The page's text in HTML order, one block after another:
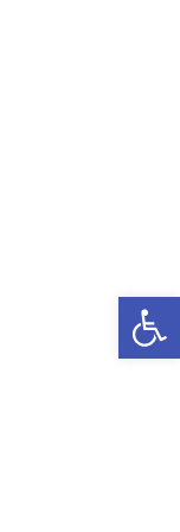
פתח סרגל נגישות